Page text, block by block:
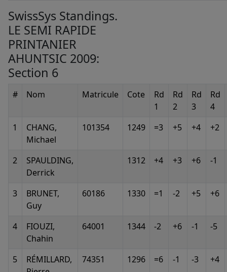
SwissSys Standings.
LE SEMI RAPIDE
PRINTANIER
AHUNTSIC 2009:
Section 6
# Nom Matricule Cote
Rd
1
Rd
2
Rd
3
Rd
4
1
CHANG,
Michael
101354 1249 =3 +5 +4 +2
2
SPAULDING,
Derrick
1312 +4 +3 +6 -1
3
BRUNET,
Guy
60186 1330 =1 -2 +5 +6
4
FIOUZI,
Chahin
64001 1344 -2 +6 -1 -5
5
RÉMILLARD,
74351 1296 =6 -1 -3 +4